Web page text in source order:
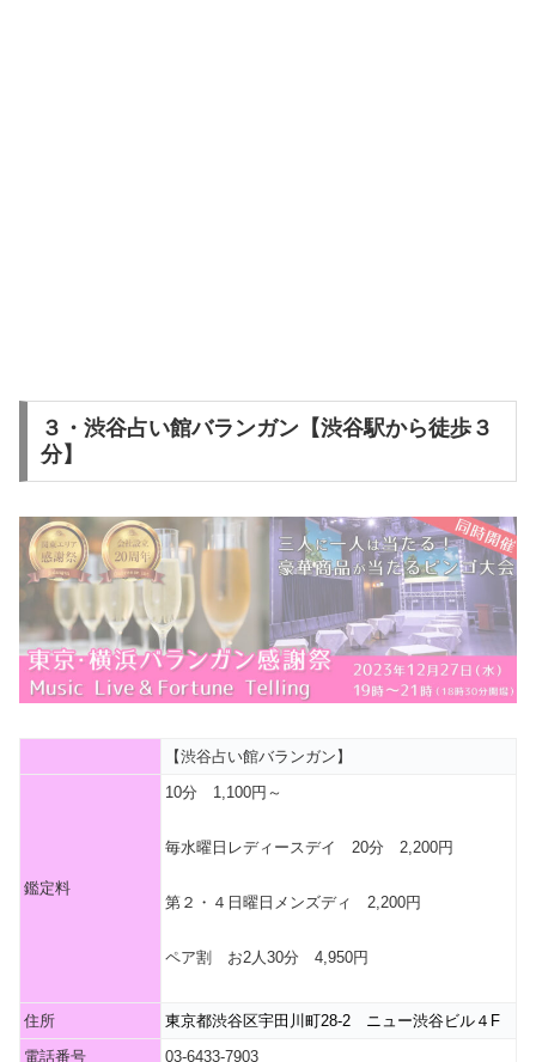
３・渋谷占い館バランガン【渋谷駅から徒歩３
分】
【渋谷占い館バランガン】
鑑定料
10分 1,100円～
毎水曜日レディースデイ 20分 2,200円
第２・４日曜日メンズディ 2,200円
ペア割 お2人30分 4,950円
住所
東京都渋谷区宇田川町28-2 ニュー渋谷ビル４F
電話番号
03-6433-7903